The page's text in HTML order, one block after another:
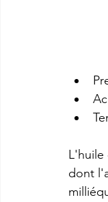
L'huile
dont